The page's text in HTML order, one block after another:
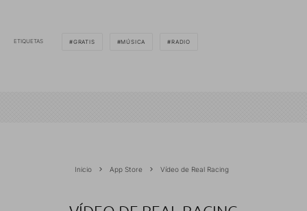
ETIQUETAS GRATIS MÚSICA RADIO
Inicio App Store Vídeo de Real Racing